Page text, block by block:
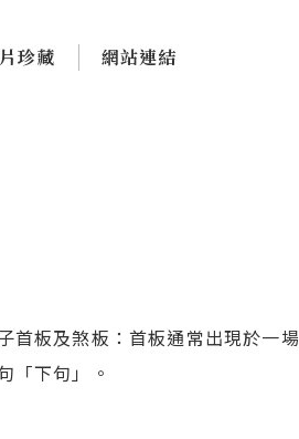
珍藏 網站連結
首板及煞板：首板通常出現於一場
「下句」。